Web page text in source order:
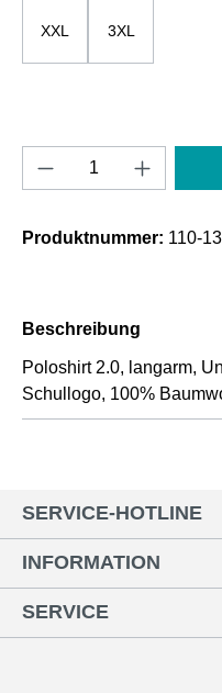
XXL 3XL
Produkt Anzahl:
Produktnummer: 110-
Beschreibung
Poloshirt 2.0, langarm,
Schullogo, 100%
SERVICE-HOTLINE
INFORMATION
SERVICE